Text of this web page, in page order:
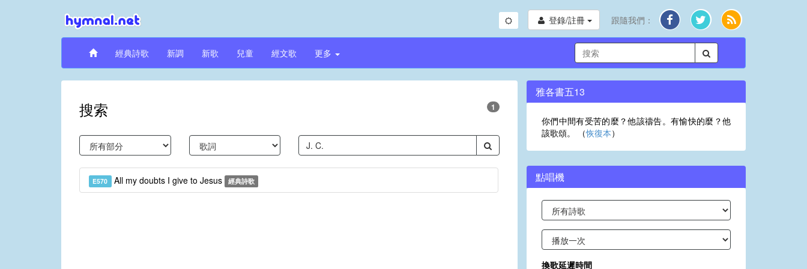
登錄/註冊 跟隨我們：
經典詩歌 新調 新歌 兒童 經文歌 更多
搜索 1
E570 All my doubts I give to Jesus 經典詩歌
雅各書五13
你們中間有受苦的麼？他該禱告。有愉快的麼？他
該歌頌。 （恢復本）
點唱機
換歌延遲時間